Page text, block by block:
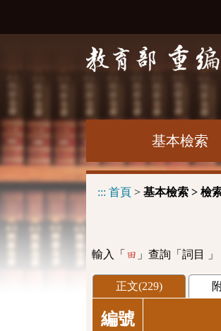
基本檢索
::: 首頁 > 基本檢索 > 檢
輸入「 田 」查詢「詞目
正文(229)
編號